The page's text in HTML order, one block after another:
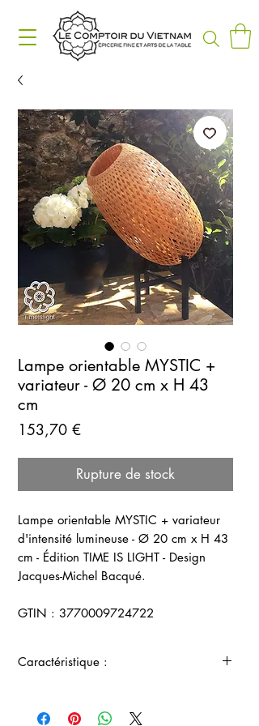
Lampe orientable MYSTIC +
variateur - Ø 20 cm x H 43
cm
153,70 €Prix
Rupture de stock
Lampe orientable MYSTIC + variateur
d'intensité lumineuse - Ø 20 cm x H 43
cm - Édition TIME IS LIGHT - Design
Jacques-Michel Bacqué.
GTIN : 3770009724722
Caractéristique :
MYSTIC - Édition TIME IS LIGHT -